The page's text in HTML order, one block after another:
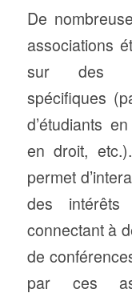
De
associations
sur des
spécifiques
d’étudiants
en droit,
permet
des
connectant à
de
par ces